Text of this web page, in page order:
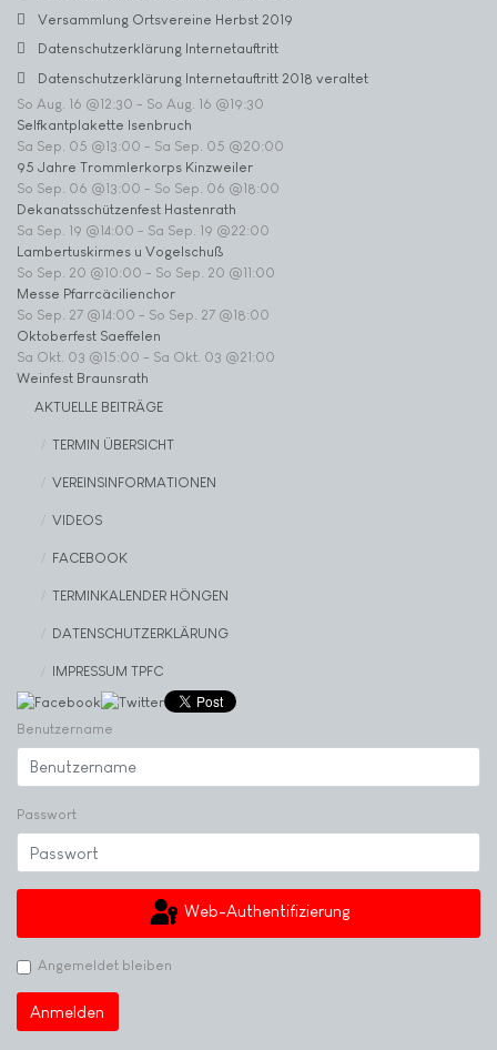
Versammlung Ortsvereine Herbst 2019
Datenschutzerklärung Internetauftritt
Datenschutzerklärung Internetauftritt 2018 veraltet
So Aug. 16 @12:30 - So Aug. 16 @19:30
Selfkantplakette Isenbruch
Sa Sep. 05 @13:00 - Sa Sep. 05 @20:00
95 Jahre Trommlerkorps Kinzweiler
So Sep. 06 @13:00 - So Sep. 06 @18:00
Dekanatsschützenfest Hastenrath
Sa Sep. 19 @14:00 - Sa Sep. 19 @22:00
Lambertuskirmes u Vogelschuß
So Sep. 20 @10:00 - So Sep. 20 @11:00
Messe Pfarrcäcilienchor
So Sep. 27 @14:00 - So Sep. 27 @18:00
Oktoberfest Saeffelen
Sa Okt. 03 @15:00 - Sa Okt. 03 @21:00
Weinfest Braunsrath
AKTUELLE BEITRÄGE
TERMIN ÜBERSICHT
VEREINSINFORMATIONEN
VIDEOS
FACEBOOK
TERMINKALENDER HÖNGEN
DATENSCHUTZERKLÄRUNG
IMPRESSUM TPFC
Benutzername
Passwort
Web-Authentifizierung
Angemeldet bleiben
Anmelden